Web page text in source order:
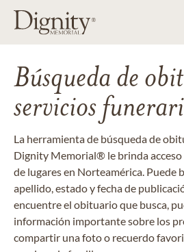
Búsqueda de
servicios
La herramienta de búsqueda de
Dignity Memorial® le brinda
de lugares en Norteamérica. Puede
apellido, estado y fecha de
encuentre el obituario que busca,
información importante sobre los
compartir una foto o recuerdo